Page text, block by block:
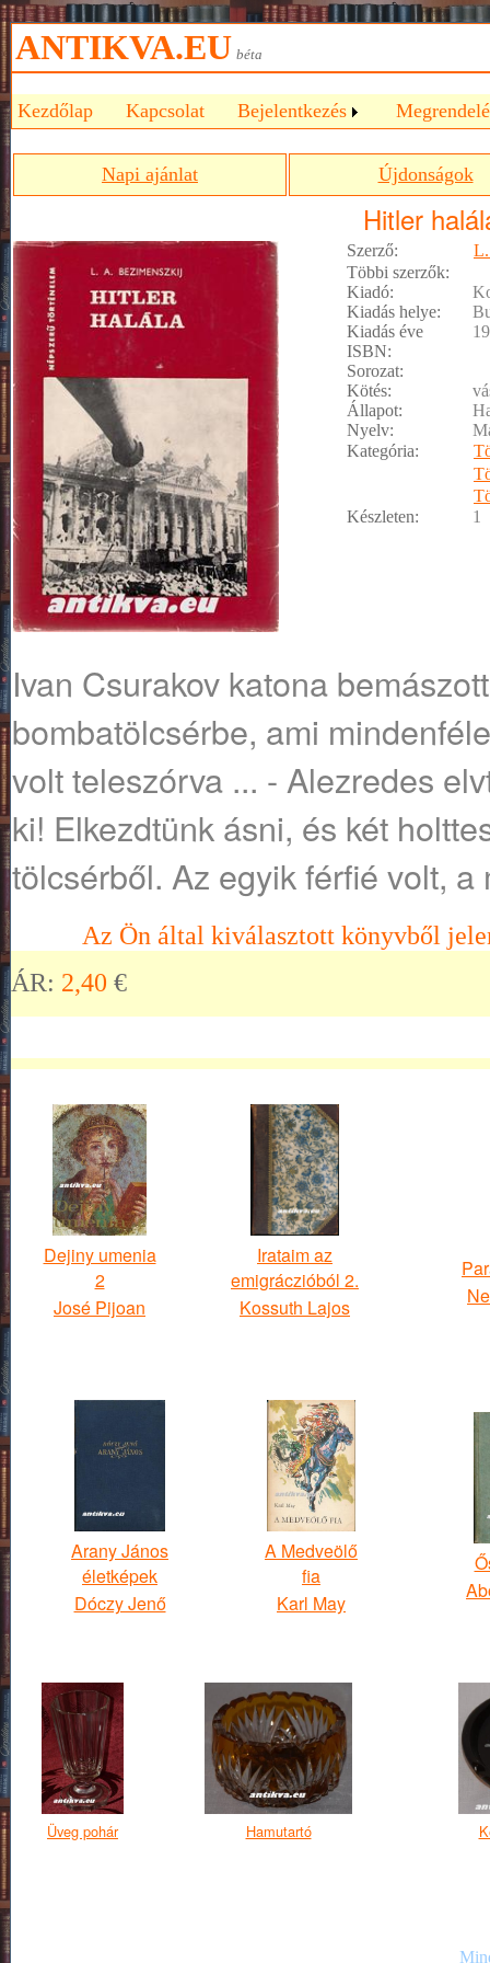
ANTIKVA.EU béta
Kezdőlap Kapcsolat Bejelentkezés
Napi ajánlat Újdonságok
Hitler
Szerző:
Többi szerzők:
Kiadó:
Kiadás helye:
Kiadás éve
ISBN:
Sorozat:
Kötés:
Állapot:
Nyelv:
Kategória:
Készleten:
1
Ivan Csurakov katona
bombatölcsérbe, ami
volt teleszórva ... - Alezredes
ki! Elkezdtünk ásni, és két
tölcsérből. Az egyik férfié volt, a
Az Ön által kiválasztott könyvből
ÁR: 2,40 €
Dejiny umenia
2
José Pijoan
Irataim az
emigráczióból 2.
Kossuth Lajos
Arany János
életképek
Dóczy Jenő
A Medveölő
fia
Karl May
Üveg pohár Hamutartó